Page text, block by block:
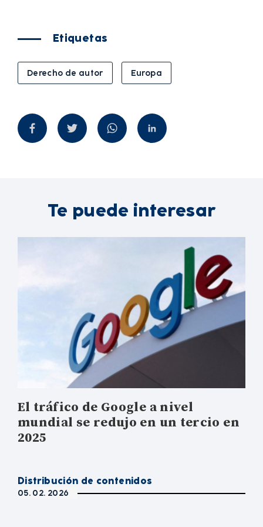
Etiquetas
Derecho de autor Europa
Te puede interesar
El tráfico de Google a nivel
mundial se redujo en un tercio en
2025
Distribución de contenidos
05. 02. 2026